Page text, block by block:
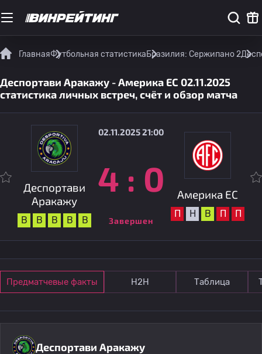
ГлавнаяФутбольная статистикаБразилия: Сержипано 2
Деспортави Аракажу - Америка EC 02.11.2025
статистика личных встреч, счёт и обзор матча
Деспортави
Аракажу
В В В В В
02.11.2025 21:00
4 : 0
Завершен
Америка EC
П Н В П П
Предматчевые факты Н2Н Таблица
Деспортави Аракажу